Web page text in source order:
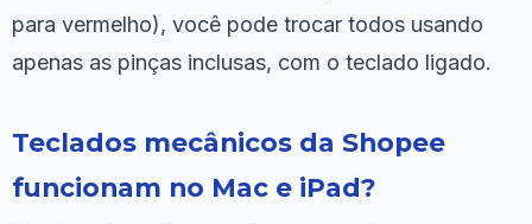
para vermelho), você pode trocar todos usando
apenas as pinças inclusas, com o teclado ligado.
Teclados mecânicos da Shopee
funcionam no Mac e iPad?